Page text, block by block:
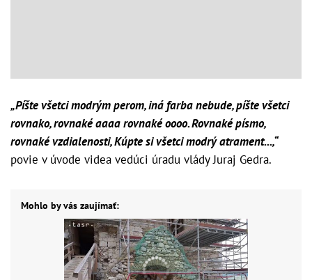
„Píšte všetci modrým perom, iná farba nebude, píšte všetci
rovnako, rovnaké aaaa rovnaké oooo. Rovnaké písmo,
rovnaké vzdialenosti, Kúpte si všetci modrý atrament...,“
povie v úvode videa vedúci úradu vlády Juraj Gedra.
Mohlo by vás zaujímať: